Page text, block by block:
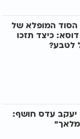
המופלא של
דוסא: כיצד תזכו
לטבע?
יעקב עדס חושף: